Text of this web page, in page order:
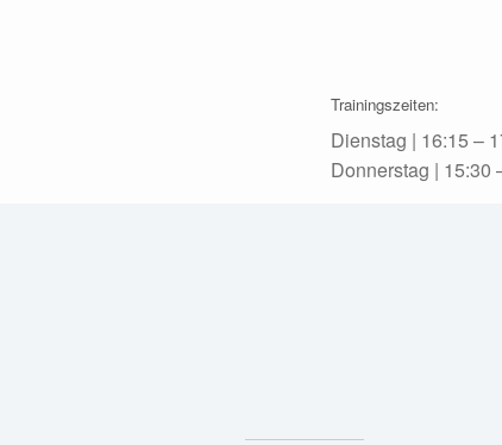
Trainingszeiten:
Dienstag | 16:15 –
Donnerstag | 15:30